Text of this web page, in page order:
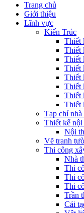
Trang chủ
Giới thiệu
Lĩnh vực
Kiến Trúc
Thiết
Thiết
Thiết
Thiết
Thiết
Thiết
Thiết
Thiết
Tạp chí nhà
Thiết kế nội
Nội
Vẽ tranh
Thi công
Nhà
Thi
Thi
Thi
Trần
Cải